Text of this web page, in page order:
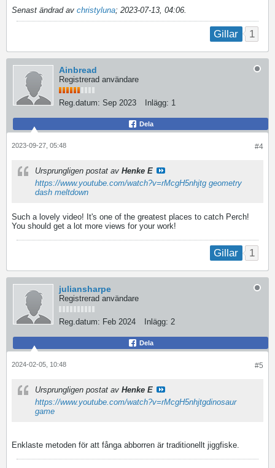
Senast ändrad av christyluna; 2023-07-13, 04:06
Gillar 1
Ainbread
Registrerad användare
Reg.datum: Sep 2023 Inlägg: 1
Dela
#4
2023-09-27, 05:48
Ursprungligen postat av Henke E
https://www.youtube.com/watch?v=rMcgH5nhjtg geometry
dash meltdown
Such a lovely video! It's one of the greatest places to catch Perch!
You should get a lot more views for your work!
Gillar 1
juliansharpe
Registrerad användare
Reg.datum: Feb 2024 Inlägg: 2
Dela
#5
2024-02-05, 10:48
Ursprungligen postat av Henke E
https://www.youtube.com/watch?v=rMcgH5nhjtgdinosaur
game
Enklaste metoden för att fånga abborren är traditionellt jiggfiske.